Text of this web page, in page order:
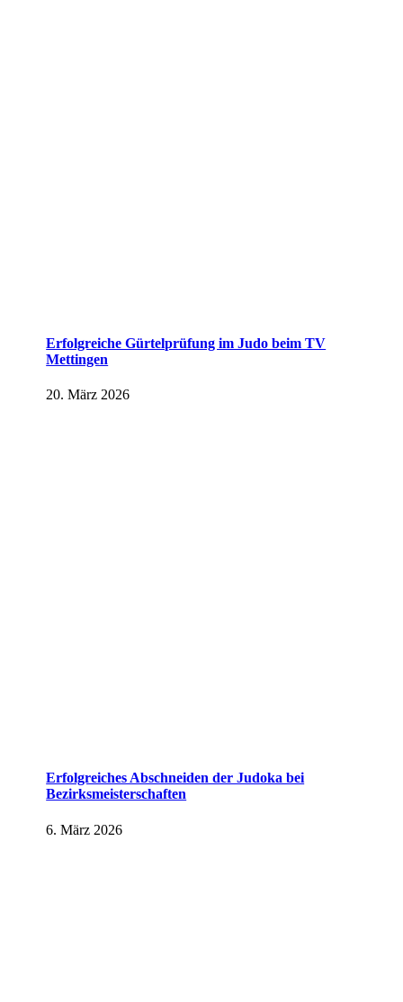
Erfolgreiche Gürtelprüfung im Judo beim TV
Mettingen
20. März 2026
Erfolgreiches Abschneiden der Judoka bei
Bezirksmeisterschaften
6. März 2026